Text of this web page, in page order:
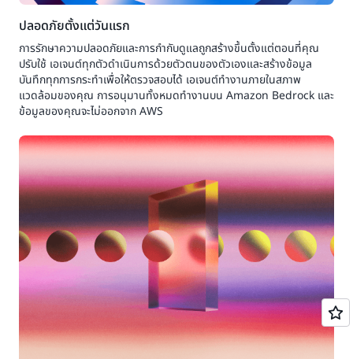
ปลอดภัยตั้งแต่วันแรก
การรักษาความปลอดภัยและการกำกับดูแลถูกสร้างขึ้นตั้งแต่ตอนที่คุณ
ปรับใช้ เอเจนต์ทุกตัวดำเนินการด้วยตัวตนของตัวเองและสร้างข้อมูล
บันทึกทุกการกระทำเพื่อให้ตรวจสอบได้ เอเจนต์ทำงานภายในสภาพ
แวดล้อมของคุณ การอนุมานทั้งหมดทำงานบน Amazon Bedrock และ
ข้อมูลของคุณจะไม่ออกจาก AWS